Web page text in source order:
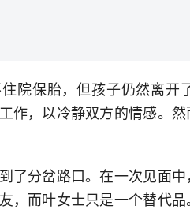
院保胎，但孩子仍然离开
作，以冷静双方的情感。
了分岔路口。在一次见面
，而叶女士只是一个替代